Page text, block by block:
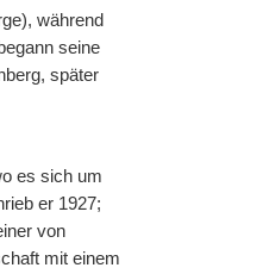
während
seine
später
es sich um
er 1927;
von
mit einem